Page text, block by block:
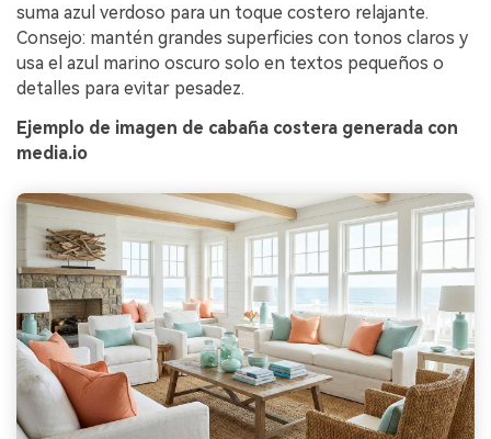
suma azul verdoso para un toque costero relajante.
Consejo: mantén grandes superficies con tonos claros y
usa el azul marino oscuro solo en textos pequeños o
detalles para evitar pesadez.
Ejemplo de imagen de cabaña costera generada con
media.io